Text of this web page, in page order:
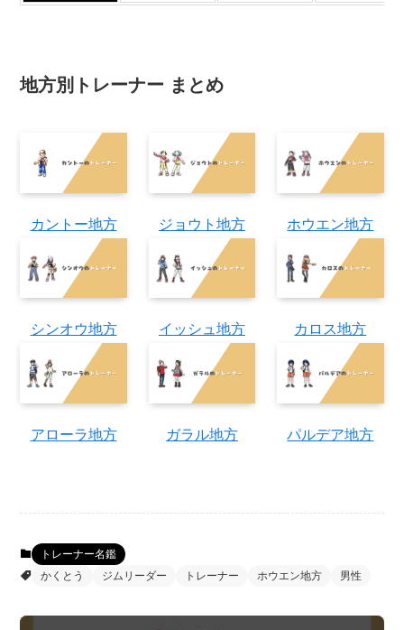
地方別トレーナー まとめ
カントー地方 ジョウト地方 ホウエン地方
シンオウ地方 イッシュ地方 カロス地方
アローラ地方 ガラル地方 パルデア地方
トレーナー名鑑
かくとう
ジムリーダー トレーナー ホウエン地方 男性